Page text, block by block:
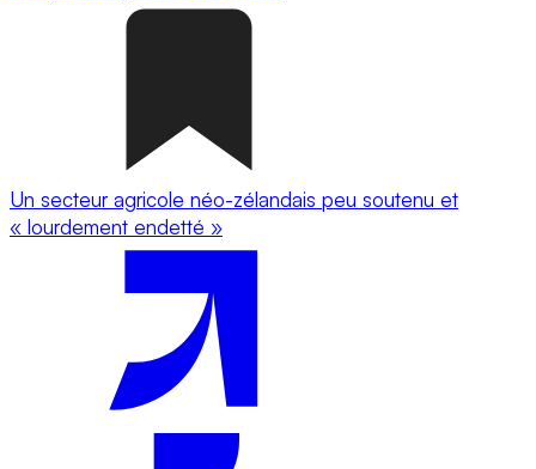
Un secteur agricole néo-zélandais peu soutenu et
« lourdement endetté »